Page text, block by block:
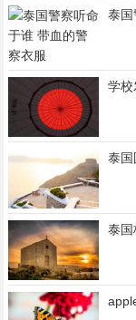
泰国
学校
泰国
泰国